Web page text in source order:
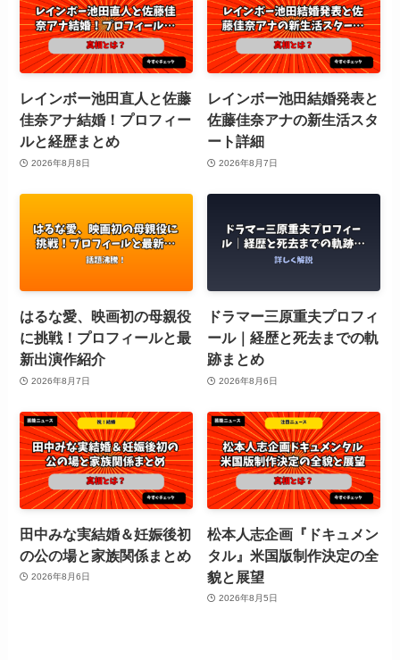
レインボー池田直人と佐藤
佳奈アナ結婚！プロフィー
ルと経歴まとめ
2026年8月8日
レインボー池田結婚発表と
佐藤佳奈アナの新生活スタ
ート詳細
2026年8月7日
はるな愛、映画初の母親役
に挑戦！プロフィールと最
新出演作紹介
2026年8月7日
ドラマー三原重夫プロフィ
ール｜経歴と死去までの軌
跡まとめ
2026年8月6日
田中みな実結婚＆妊娠後初
の公の場と家族関係まとめ
2026年8月6日
松本人志企画『ドキュメン
タル』米国版制作決定の全
貌と展望
2026年8月5日